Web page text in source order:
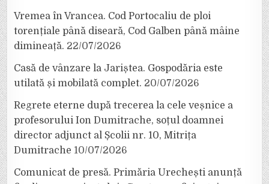
Vremea în Vrancea. Cod Portocaliu de ploi
torențiale până diseară, Cod Galben până mâine
dimineață. 22/07/2026
Casă de vânzare la Jariștea. Gospodăria este
utilată și mobilată complet. 20/07/2026
Regrete eterne după trecerea la cele veșnice a
profesorului Ion Dumitrache, soțul doamnei
director adjunct al Școlii nr. 10, Mitrița
Dumitrache 10/07/2026
Comunicat de presă. Primăria Urechești anunță